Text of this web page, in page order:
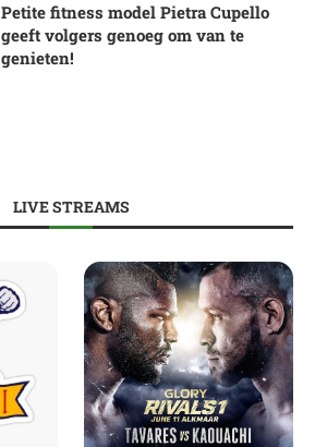
Petite fitness model Pietra Cupello
geeft volgers genoeg om van te
genieten!
LIVE STREAMS